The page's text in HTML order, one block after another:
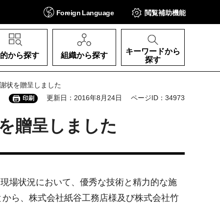
Foreign Language 閲覧補助機能
的から探す 組織から探す
キーワードから
探す
状を贈呈しました
印刷 更新日：2016年8月24日 ページID：34973
贈呈しました
場状況において、優秀な技術と精力的な施
ら、株式会社紙谷工務店様及び株式会社竹